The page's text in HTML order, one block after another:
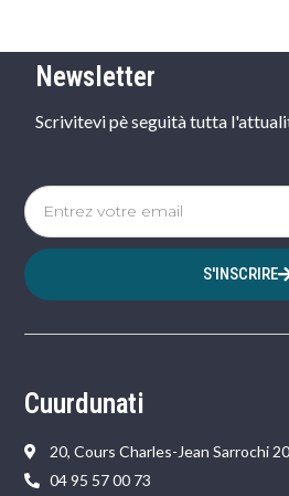
Newsletter
Scrivitevi pè seguità tutta
S'INSCRIRE
Cuurdunati
20, Cours Charles-Jean Sarrochi
04 95 57 00 73